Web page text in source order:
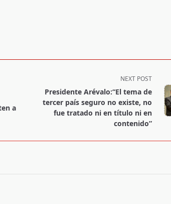
a
NEXT POST
Presidente Arévalo:“El tema de
tercer país seguro no existe, no
fue tratado ni en título ni en
contenido”